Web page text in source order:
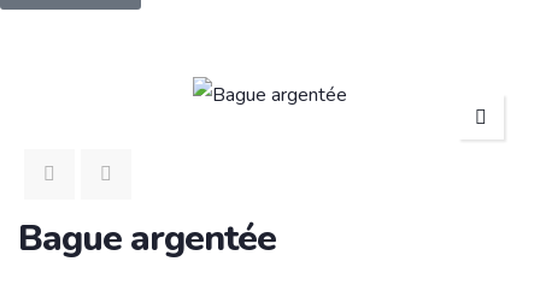
Bague argentée